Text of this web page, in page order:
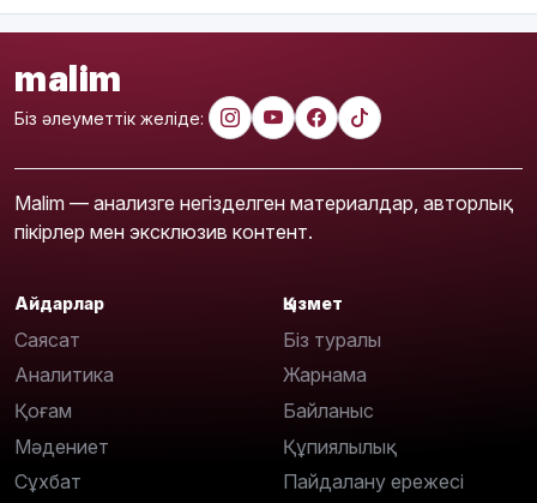
malim
Біз әлеуметтік желіде:
Malim — анализге негізделген материалдар, авторлық
пікірлер мен эксклюзив контент.
Айдарлар
Саясат
Аналитика
Қоғам
Мәдениет
Сұхбат
Қызмет
Біз туралы
Жарнама
Байланыс
Құпиялылық
Пайдалану ережесі